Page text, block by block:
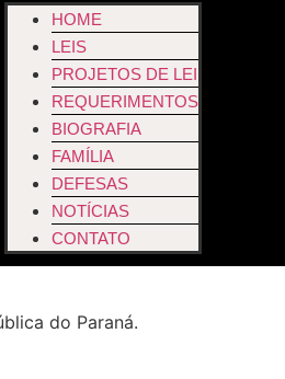
HOME
LEIS
PROJETOS DE LEI
REQUERIMENTOS
BIOGRAFIA
FAMÍLIA
DEFESAS
NOTÍCIAS
CONTATO
do Paraná.